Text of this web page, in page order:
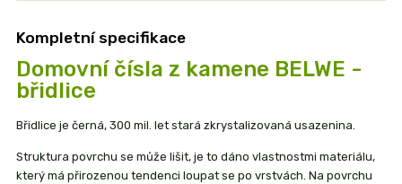
Kompletní specifikace
Domovní čísla z kamene BELWE -
břidlice
Břidlice je černá, 300 mil. let stará zkrystalizovaná usazenina.
Struktura povrchu se může lišit, je to dáno vlastnostmi materiálu,
který má přirozenou tendenci loupat se po vrstvách. Na povrchu